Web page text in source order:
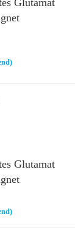
Glutamat
Glutamat